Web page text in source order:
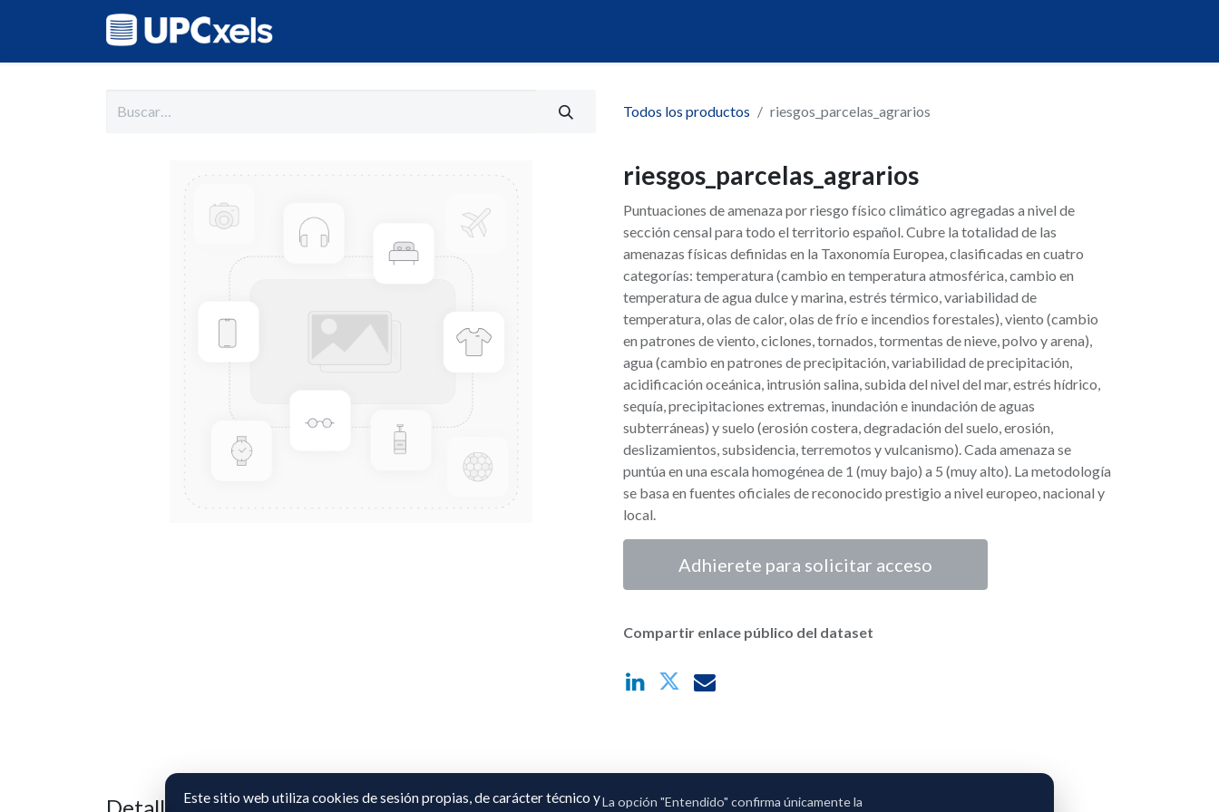
Todos los productos riesgos_parcelas_agrarios
riesgos_parcelas_agrarios
Puntuaciones de amenaza por riesgo físico climático agregadas a nivel de
sección censal para todo el territorio español. Cubre la totalidad de las
amenazas físicas definidas en la Taxonomía Europea, clasificadas en cuatro
categorías: temperatura (cambio en temperatura atmosférica, cambio en
temperatura de agua dulce y marina, estrés térmico, variabilidad de
temperatura, olas de calor, olas de frío e incendios forestales), viento (cambio
en patrones de viento, ciclones, tornados, tormentas de nieve, polvo y arena),
agua (cambio en patrones de precipitación, variabilidad de precipitación,
acidificación oceánica, intrusión salina, subida del nivel del mar, estrés hídrico,
sequía, precipitaciones extremas, inundación e inundación de aguas
subterráneas) y suelo (erosión costera, degradación del suelo, erosión,
deslizamientos, subsidencia, terremotos y vulcanismo). Cada amenaza se
puntúa en una escala homogénea de 1 (muy bajo) a 5 (muy alto). La metodología
se basa en fuentes oficiales de reconocido prestigio a nivel europeo, nacional y
local.
Adhierete para solicitar acceso
Compartir enlace público del dataset
Este sitio web utiliza cookies de sesión propias, de carácter técnico yLa opción "Entendido" confirma únicamente la